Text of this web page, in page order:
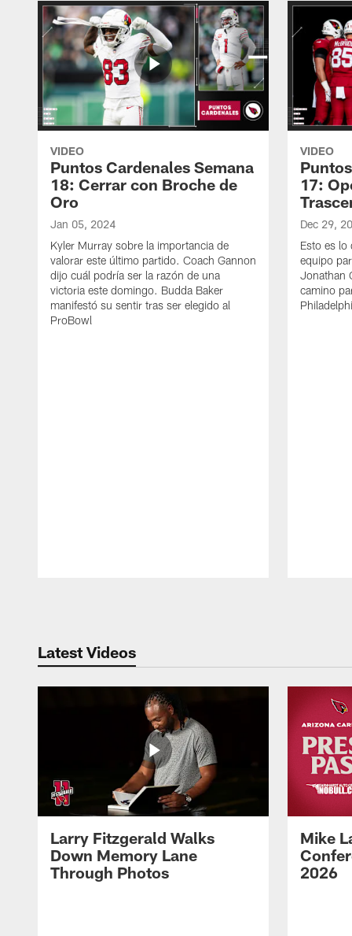
VIDEO
Puntos Cardenales Semana
18: Cerrar con Broche de
Oro
Jan 05, 2024
Kyler Murray sobre la importancia de
valorar este último partido. Coach Gannon
dijo cuál podría ser la razón de una
victoria este domingo. Budda Baker
manifestó su sentir tras ser elegido al
ProBowl
VIDEO
17:
Dec 29,
Esto es lo
equipo
Jonathan
camino
Latest Videos
Larry Fitzgerald Walks
Down Memory Lane
Through Photos
Mike
2026